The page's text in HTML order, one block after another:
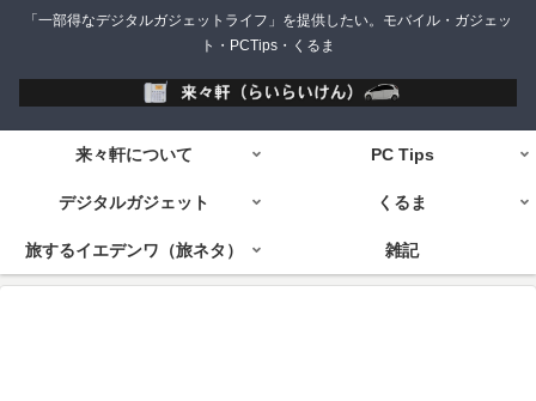
「一部得なデジタルガジェットライフ」を提供したい。モバイル・ガジェッ
ト・PCTips・くるま
来々軒について PC Tips
デジタルガジェット くるま
旅するイエデンワ（旅ネタ） 雑記